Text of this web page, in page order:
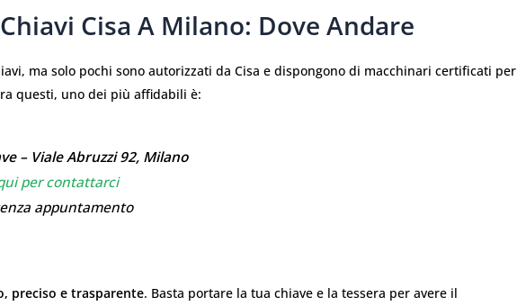
Cisa A Milano: Dove Andare
ma solo pochi sono autorizzati da Cisa e dispongono di macchinari certificati per
questi, uno dei più affidabili è:
– Viale Abruzzi 92, Milano
per contattarci
appuntamento
preciso e trasparente. Basta portare la tua chiave e la tessera per avere il